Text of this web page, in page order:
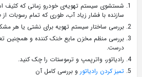
شستشوی سیستم تهویه‌ی خودرو زمانی که کثیف
سازنده با فشار زیاد آب، طوری که تمام رسوبات
بررسی ساختار سیستم تهویه برای نشتی یا هر
بررسی منظم مخزن مایع‌ خنک‌ کننده و همچنین
درست.
رادیاتور، واترپمپ و ترموستات را چک کنید.
تمیز کردن رادیاتور و بررسی کامل آن